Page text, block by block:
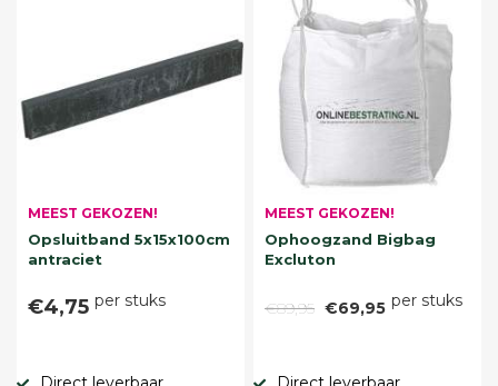
MEEST GEKOZEN!
Opsluitband 5x15x100cm
antraciet
€4,75 per stuks
MEEST GEKOZEN!
Ophoogzand Bigbag
Excluton
€89,95 €69,95 per stuks